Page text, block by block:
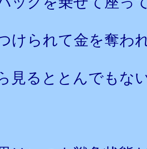
けられて金を奪わ
見るととんでもな